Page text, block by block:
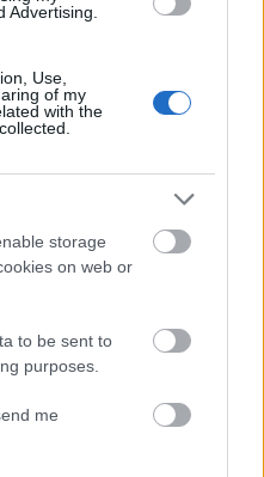
Advertising.
Use,
of my
with the
storage
on web or
to be sent to
purposes.
me
új rövidet? Üdv bacsik
hosszú volt.
advent után is!
rohanó Világ!